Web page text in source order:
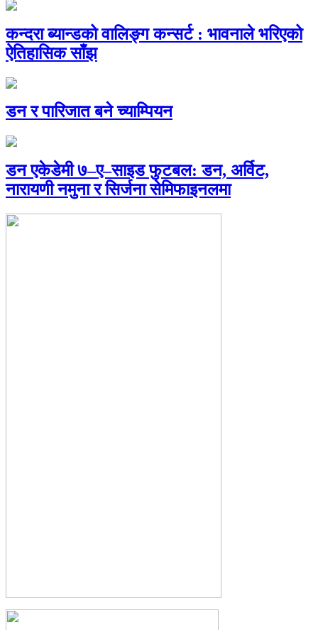
कन्दरा ब्यान्डको वालिङ्ग कन्सर्ट : भावनाले भरिएको
ऐतिहासिक साँझ
डन र पारिजात बने च्याम्पियन
डन एकेडेमी ७–ए–साइड फुटबल: डन, अर्विट,
नारायणी नमुना र सिर्जना सेमिफाइनलमा